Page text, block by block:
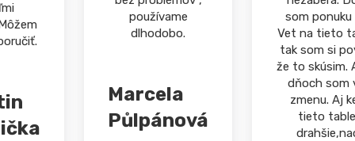
používame
dlhodobo.
Marcela
Půlpánová
som ponuku
Vet na tieto
tak som si
že to skúsim.
dňoch som
zmenu. Aj
tieto